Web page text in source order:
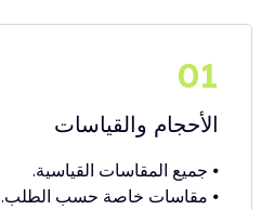
01
الأحجام والقياسات
⦁ جميع المقاسات القياسية.
⦁ مقاسات خاصة حسب الطلب.